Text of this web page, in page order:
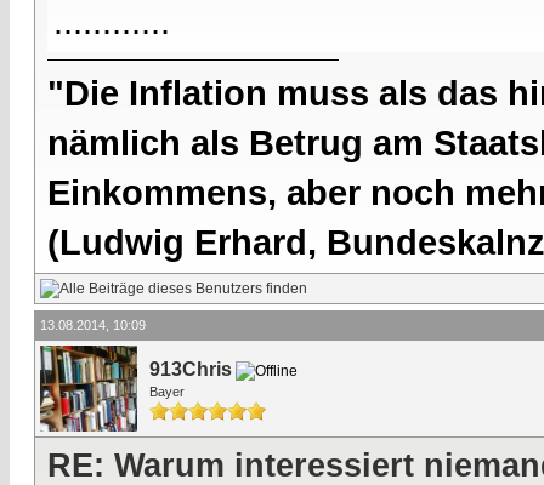
............
"Die Inflation muss als das
nämlich als Betrug am
Einkommens, aber noch
(Ludwig Erhard,
13.08.2014, 10:09
913Chris
Bayer
RE: Warum interessiert